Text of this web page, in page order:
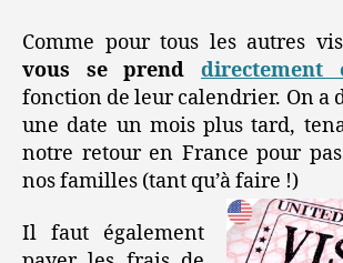
Comme pour tous les autres
vous se prend directement
fonction de leur calendrier. On a
une date un mois plus tard,
notre retour en France pour
nos familles (tant qu’à faire !)
Il faut également